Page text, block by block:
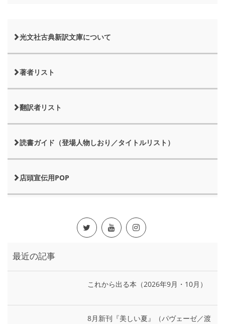
光文社古典新訳文庫について
著者リスト
翻訳者リスト
読書ガイド（登場人物しおり／タイトルリスト）
店頭宣伝用POP
最近の記事
これから出る本（2026年9月・10月）
8月新刊『美しい夏』（パヴェーゼ／渡